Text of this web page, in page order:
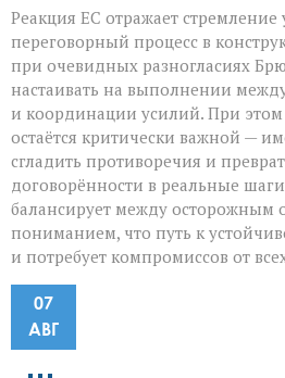
Реакция ЕС отражает стремление
переговорный процесс в
при очевидных разногласиях
настаивать на выполнении
и координации усилий. При
остаётся критически важной —
сгладить противоречия и
договорённости в реальные
балансирует между осторожным
пониманием, что путь к
и потребует компромиссов от
07
АВГ